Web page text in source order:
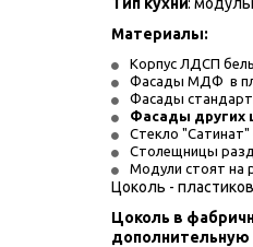
Тип кухни:
Материалы:
Корпус ЛДСП
Фасады МДФ  в
Фасады
Фасады других
Стекло
Столещницы
Модули стоят на
Цоколь -
Цоколь в
дополнительную